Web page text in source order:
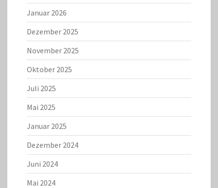
Januar 2026
Dezember 2025
November 2025
Oktober 2025
Juli 2025
Mai 2025
Januar 2025
Dezember 2024
Juni 2024
Mai 2024